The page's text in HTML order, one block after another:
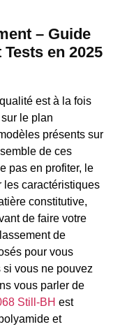
– Guide
en 2025
est à la fois
le plan
présents sur
de ces
pas en profiter, le
les caractéristiques
constitutive,
de faire votre
de
pour vous
vous ne pouvez
vous parler de
Still-BH est
et